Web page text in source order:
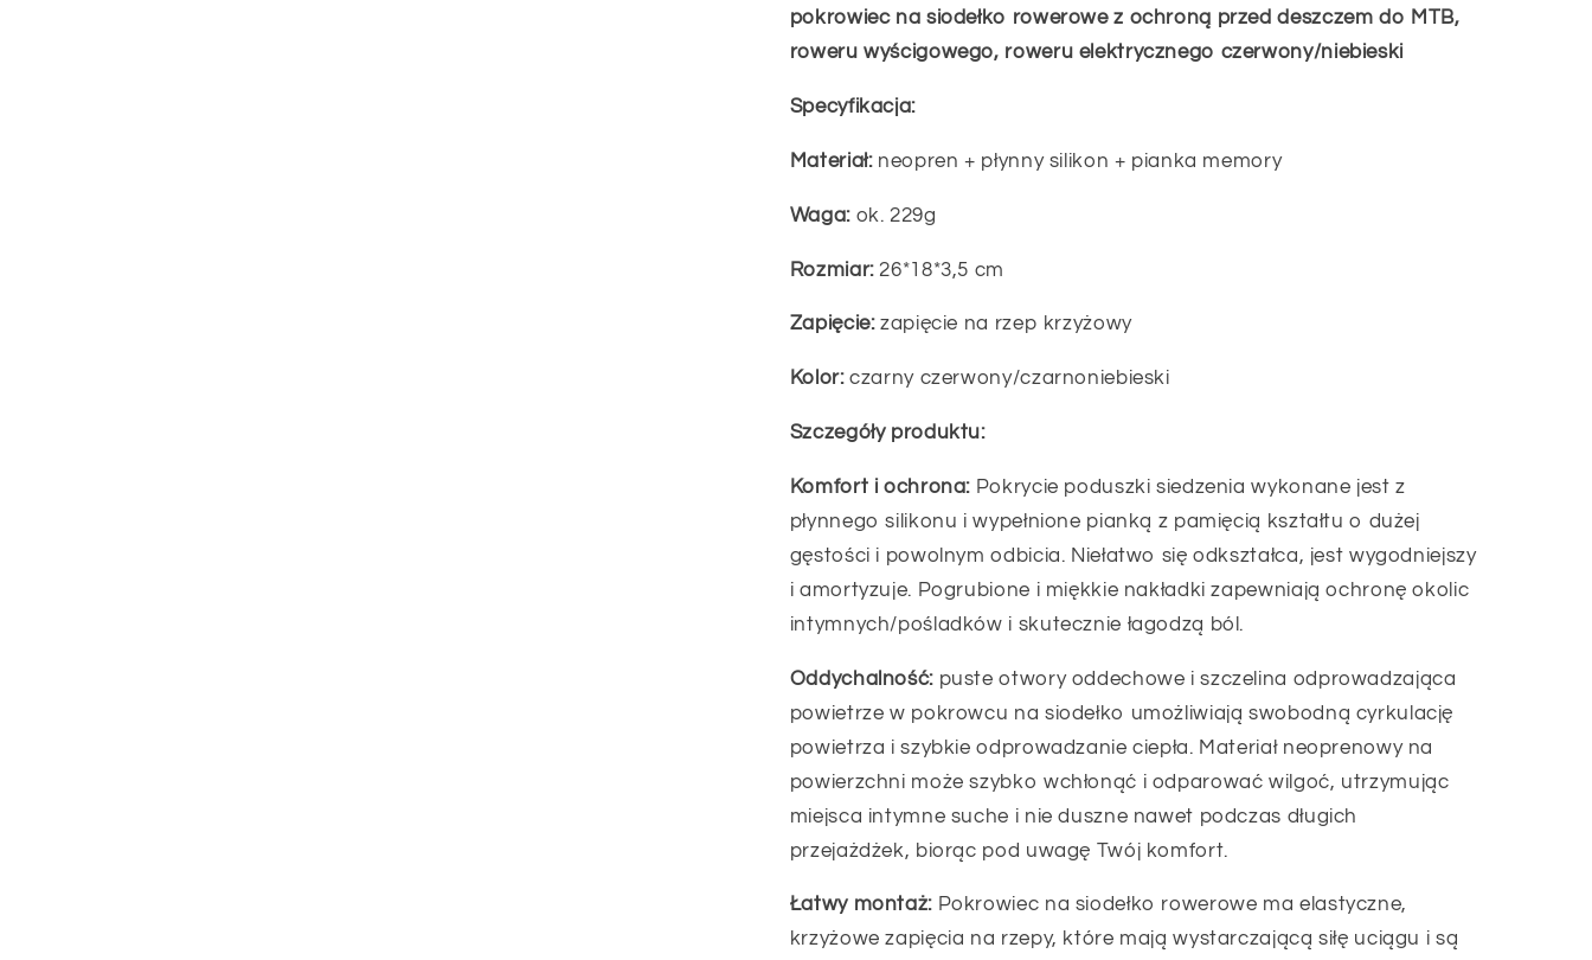
MTB
szosowego
czerwono-
niebieskiego
MTB
szosowego
czerwono-
pokrowiec na siodełko rowerowe z ochroną przed deszczem do MTB,
roweru wyścigowego, roweru elektrycznego czerwony/niebieski
Specyfikacja:
Materiał: neopren + płynny silikon + pianka memory
Waga: ok. 229g
Rozmiar: 26*18*3,5 cm
Zapięcie:zapięcie na rzep krzyżowy
Kolor:czarny czerwony/czarnoniebieski
Szczegóły produktu:
Komfort i ochrona: Pokrycie poduszki siedzenia wykonane jest z
płynnego silikonu i wypełnione pianką z pamięcią kształtu o dużej
gęstości i powolnym odbicia. Niełatwo się odkształca, jest wygodniejszy
i amortyzuje. Pogrubione i miękkie nakładki zapewniają ochronę okolic
intymnych/pośladków i skutecznie łagodzą ból.
Oddychalność:puste otwory oddechowe i szczelina odprowadzająca
powietrze w pokrowcu na siodełko umożliwiają swobodną cyrkulację
powietrza i szybkie odprowadzanie ciepła. Materiał neoprenowy na
powierzchni może szybko wchłonąć i odparować wilgoć, utrzymując
miejsca intymne suche i nie duszne nawet podczas długich
przejażdżek, biorąc pod uwagę Twój komfort.
Łatwy montaż: Pokrowiec na siodełko rowerowe ma elastyczne,
krzyżowe zapięcia na rzepy, które mają wystarczającą siłę uciągu i są